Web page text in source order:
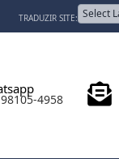
TRADUZIR SITE:
4958